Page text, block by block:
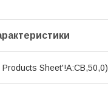
Sheet'!A:CB,50,0)